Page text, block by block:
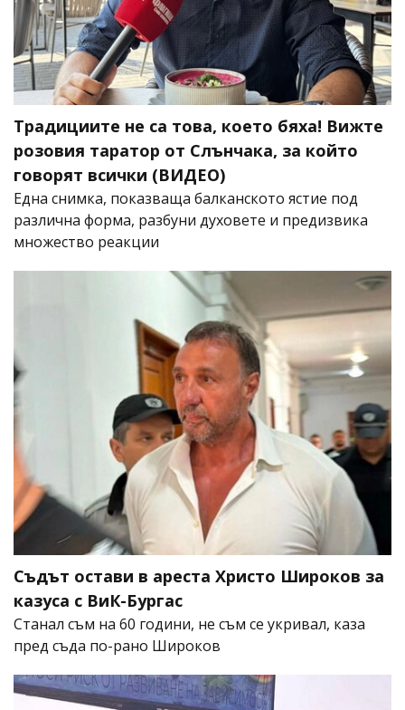
Традициите не са това, което бяха! Вижте
розовия таратор от Слънчака, за който
говорят всички (ВИДЕО)
Една снимка, показваща балканското ястие под
различна форма, разбуни духовете и предизвика
множество реакции
Съдът остави в ареста Христо Широков за
казуса с ВиК-Бургас
Станал съм на 60 години, не съм се укривал, каза
пред съда по-рано Широков